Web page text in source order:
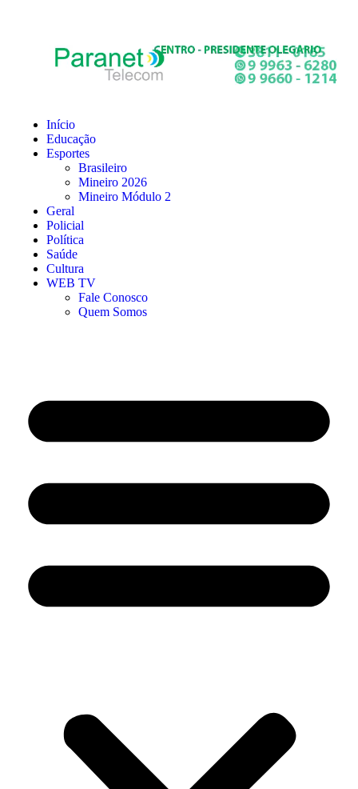
Início
Educação
Esportes
Brasileiro
Mineiro 2026
Mineiro Módulo 2
Geral
Policial
Política
Saúde
Cultura
WEB TV
Fale Conosco
Quem Somos